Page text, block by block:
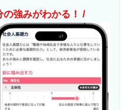
の強みがわかる！ /